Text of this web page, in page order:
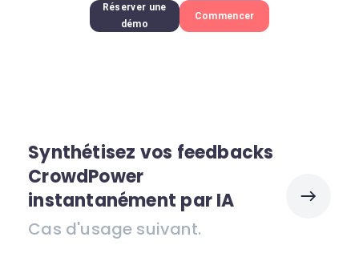
Réserver une
démo
Commencer
Synthétisez vos feedbacks
CrowdPower
instantanément par IA
Cas d'usage suivant.